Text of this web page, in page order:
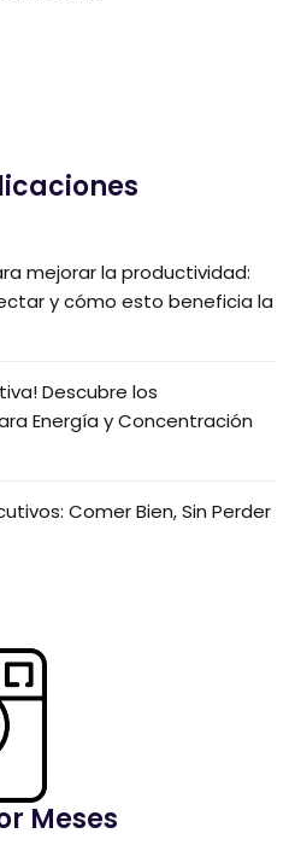
mejorar la productividad:
y cómo esto beneficia la
Descubre los
Energía y Concentración
Comer Bien, Sin Perder
Meses